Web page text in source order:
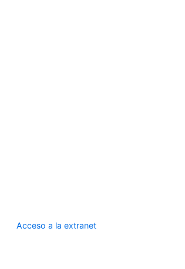
Acceso a la extranet